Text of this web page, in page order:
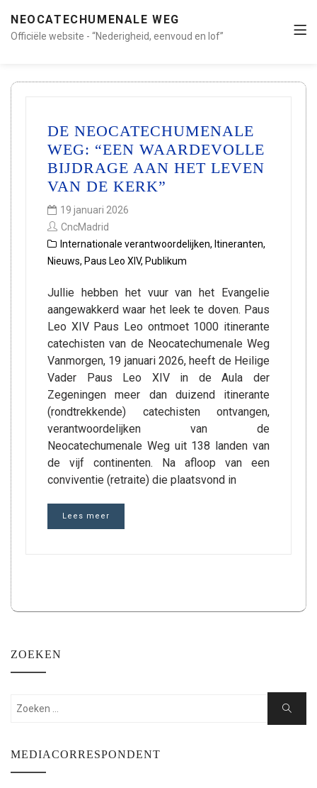
NEOCATECHUMENALE WEG
Officiële website - “Nederigheid, eenvoud en lof”
DE NEOCATECHUMENALE
WEG: “EEN WAARDEVOLLE
BIJDRAGE AAN HET LEVEN
VAN DE KERK”
19 januari 2026
CncMadrid
Internationale verantwoordelijken, Itineranten,
Nieuws, Paus Leo XIV, Publikum
Jullie hebben het vuur van het Evangelie
aangewakkerd waar het leek te doven. Paus
Leo XIV Paus Leo ontmoet 1000 itinerante
catechisten van de Neocatechumenale Weg
Vanmorgen, 19 januari 2026, heeft de Heilige
Vader Paus Leo XIV in de Aula der
Zegeningen meer dan duizend itinerante
(rondtrekkende) catechisten ontvangen,
verantwoordelijken van de
Neocatechumenale Weg uit 138 landen van
de vijf continenten. Na afloop van een
conviventie (retraite) die plaatsvond in
Lees meer
ZOEKEN
Zoeken:
Zoeken
MEDIACORRESPONDENT